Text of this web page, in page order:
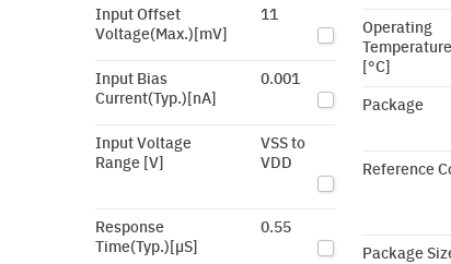
Input Offset
Voltage(Max.)[mV]
11
Input Bias
Current(Typ.)[nA]
0.001
Input Voltage
Range [V]
VSS to
VDD
Response
Time(Typ.)[µS]
0.55
Operating
[°C]
Package
Reference
Package